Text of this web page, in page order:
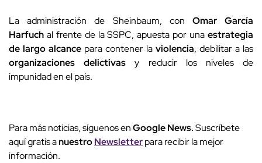
La administración de Sheinbaum, con Omar García
Harfuch al frente de la SSPC, apuesta por una estrategia
de largo alcance para contener la violencia, debilitar a las
organizaciones delictivas y reducir los niveles de
impunidad en el país.
Para más noticias, síguenos enGoogle News.Suscríbete
aquí gratis anuestroNewsletterpara recibir la mejor
información.